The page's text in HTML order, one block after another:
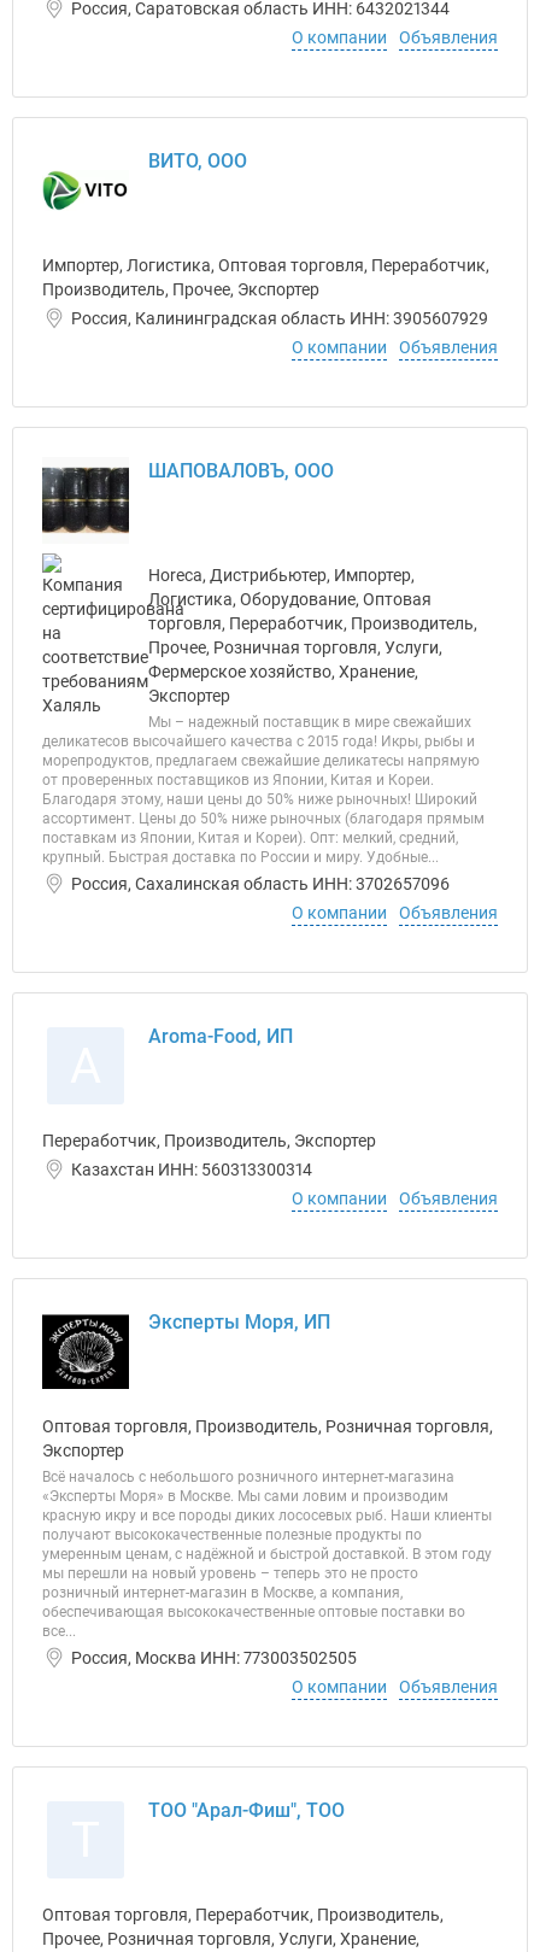
Россия, Саратовская область ИНН: 6432021344
О компании
Объявления
ВИТО, ООО
Импортер, Логистика, Оптовая торговля, Переработчик,
Производитель, Прочее, Экспортер
Россия, Калининградская область ИНН: 3905607929
О компании
Объявления
ШАПОВАЛОВЪ, ООО
Horeca, Дистрибьютер, Импортер,
Логистика, Оборудование, Оптовая
торговля, Переработчик, Производитель,
Прочее, Розничная торговля, Услуги,
Фермерское хозяйство, Хранение,
Экспортер
Мы – надежный поставщик в мире свежайших
деликатесов высочайшего качества с 2015 года! Икры, рыбы и
морепродуктов, предлагаем свежайшие деликатесы напрямую
от проверенных поставщиков из Японии, Китая и Кореи.
Благодаря этому, наши цены до 50% ниже рыночных! Широкий
ассортимент. Цены до 50% ниже рыночных (благодаря прямым
поставкам из Японии, Китая и Кореи). Опт: мелкий, средний,
крупный. Быстрая доставка по России и миру. Удобные...
Россия, Сахалинская область ИНН: 3702657096
О компании
Объявления
Aroma-Food, ИП
Переработчик, Производитель, Экспортер
Казахстан ИНН: 560313300314
О компании
Объявления
Эксперты Моря, ИП
Оптовая торговля, Производитель, Розничная торговля,
Экспортер
Всё началось с небольшого розничного интернет-магазина
«Эксперты Моря» в Москве. Мы сами ловим и производим
красную икру и все породы диких лососевых рыб. Наши клиенты
получают высококачественные полезные продукты по
умеренным ценам, с надёжной и быстрой доставкой. В этом году
мы перешли на новый уровень – теперь это не просто
розничный интернет-магазин в Москве, а компания,
обеспечивающая высококачественные оптовые поставки во
все...
Россия, Москва ИНН: 773003502505
О компании
Объявления
ТОО "Арал-Фиш", ТОО
Оптовая торговля, Переработчик, Производитель,
Прочее, Розничная торговля, Услуги, Хранение,